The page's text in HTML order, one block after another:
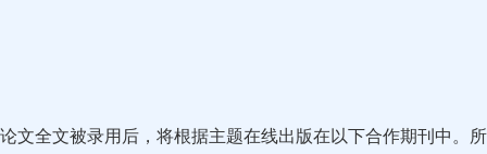
论文全文被录用后，将根据主题在线出版在以下合作期刊中。